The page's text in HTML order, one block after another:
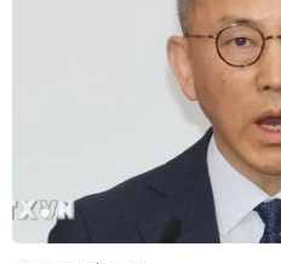
cấm sử dụng tin tức.